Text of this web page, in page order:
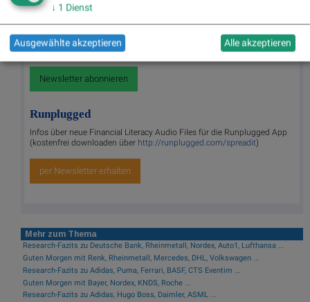
Useletter
deutlich von den gängigen Newslettern ab. Beispiele ansehen bzw.
kostenfrei anmelden. Wichtige Börse-Infos garantiert.
Newsletter abonnieren
Runplugged
Infos über neue Financial Literacy Audio Files für die Runplugged App
(kostenfrei downloaden über http://runplugged.com/spreadit)
per Newsletter erhalten
Mehr zum Thema
Research-Fazits zu Deutsche Bank, Rheinmetall, Nordex, Auto1, Lufthansa ...
Guten Morgen mit Renk, Rheinmetall, Mercedes, DHL, Volkswagen ...
Research-Fazits zu Adidas, Puma, Ferrari, BASF, CTS Eventim ...
Guten Morgen mit Bayer, Nordex, KNDS, Roche ...
Research-Fazits zu Adidas, Hugo Boss, Daimler, ASML ...
↓ 1 Dienst
Ausgewählte akzeptieren Alle akzeptieren